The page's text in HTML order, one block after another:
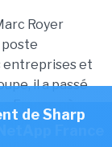
France
Royer
entreprises et
il a passé
France où,
et
de Sharp